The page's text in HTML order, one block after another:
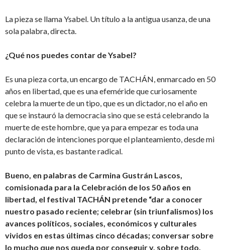
La pieza se llama Ysabel. Un título a la antigua usanza, de una
sola palabra, directa.
¿Qué nos puedes contar de Ysabel?
Es una pieza corta, un encargo de TACHÁN, enmarcado en 50
años en libertad, que es una efeméride que curiosamente
celebra la muerte de un tipo, que es un dictador, no el año en
que se instauró la democracia sino que se está celebrando la
muerte de este hombre, que ya para empezar es toda una
declaración de intenciones porque el planteamiento, desde mi
punto de vista, es bastante radical.
Bueno, en palabras de Carmina Gustrán Lascos,
comisionada para la Celebración de los 50 años en
libertad, el festival TACHÁN pretende “dar a conocer
nuestro pasado reciente; celebrar (sin triunfalismos) los
avances políticos, sociales, económicos y culturales
vividos en estas últimas cinco décadas; conversar sobre
lo mucho que nos queda por conseguir y, sobre todo,